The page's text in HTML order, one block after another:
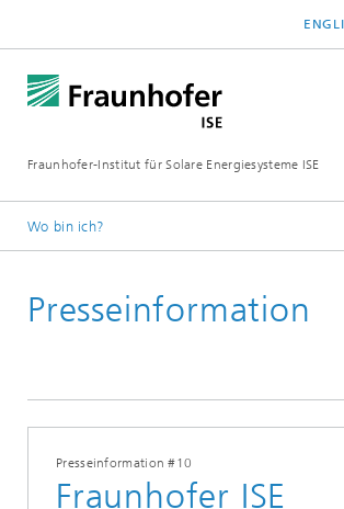
Fraunhofer-Institut für Solare Energiesysteme ISE
Wo bin ich?
Presseinformation
Presseinformation #10
Fraunhofer ISE